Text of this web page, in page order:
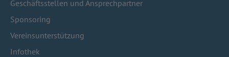
Geschäftsstellen und Ansprechpartner
Sponsoring
Vereinsunterstützung
Infothek